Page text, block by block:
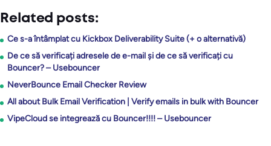
Related posts:
Ce s-a întâmplat cu Kickbox Deliverability Suite (+ o alternativă)
De ce să verificați adresele de e-mail și de ce să verificați cu
Bouncer? – Usebouncer
NeverBounce Email Checker Review
All about Bulk Email Verification | Verify emails in bulk with Bouncer
VipeCloud se integrează cu Bouncer!!!! – Usebouncer